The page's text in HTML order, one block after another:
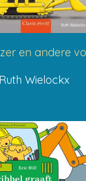
en andere
Ruth Wielockx